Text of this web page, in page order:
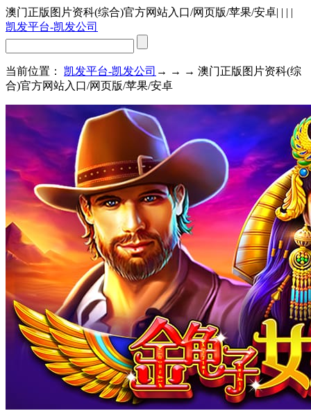
澳门正版图片资科(综合)官方网站入口/网页版/苹果/安卓| | | |
凯发平台-凯发公司
当前位置： 凯发平台-凯发公司 → → → 澳门正版图片资科(综
合)官方网站入口/网页版/苹果/安卓